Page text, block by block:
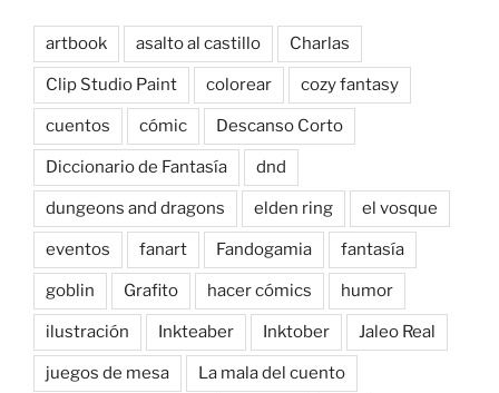
artbook asalto al castillo Charlas
Clip Studio Paint colorear cozy fantasy
cuentos cómic Descanso Corto
Diccionario de Fantasía dnd
dungeons and dragons elden ring el vosque
eventos fanart Fandogamia fantasía
goblin Grafito hacer cómics humor
ilustración Inkteaber Inktober Jaleo Real
juegos de mesa La mala del cuento